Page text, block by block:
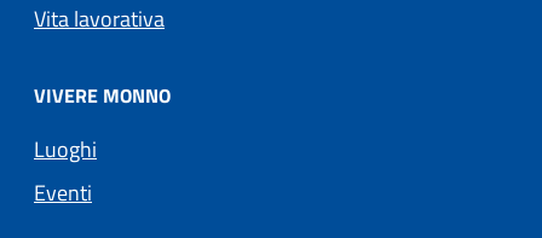
Vita lavorativa
VIVERE MONNO
Luoghi
Eventi